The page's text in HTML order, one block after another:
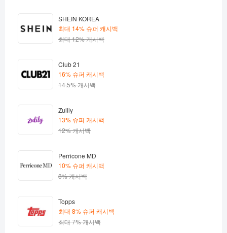
SHEIN KOREA
최대 14% 슈퍼 캐시백
최대 12% 캐시백
Club 21
16% 슈퍼 캐시백
14.5% 캐시백
Zulily
13% 슈퍼 캐시백
12% 캐시백
Perricone MD
10% 슈퍼 캐시백
8% 캐시백
Topps
최대 8% 슈퍼 캐시백
최대 7% 캐시백